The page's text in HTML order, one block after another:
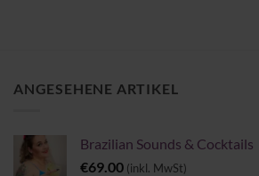
ANGESEHENE ARTIKEL
Brazilian Sounds & Cocktails
€69.00 (inkl. MwSt)